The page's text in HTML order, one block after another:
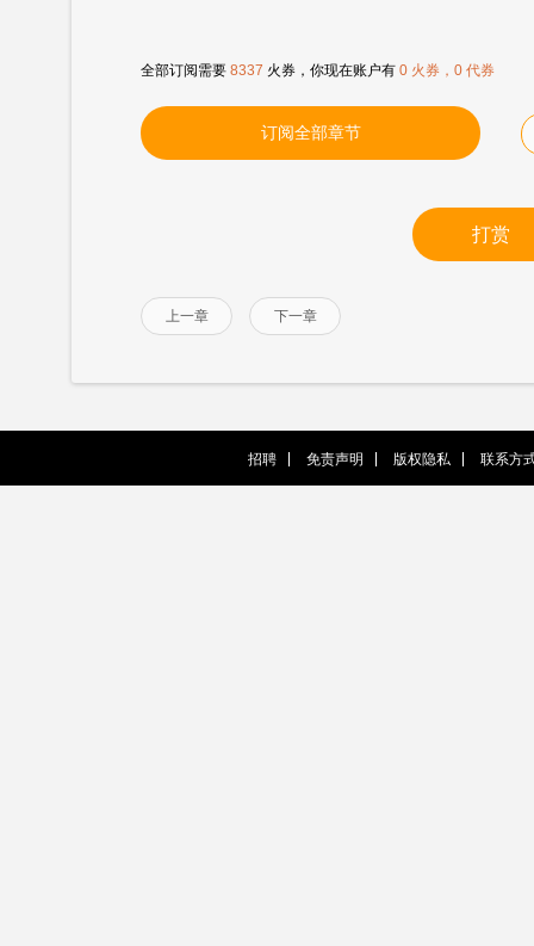
全部订阅需要 8337 火券，你现在账户有 0 火券，0 代券
订阅全部章节
打赏
上一章 下一章
招聘 免责声明 版权隐私 联系方